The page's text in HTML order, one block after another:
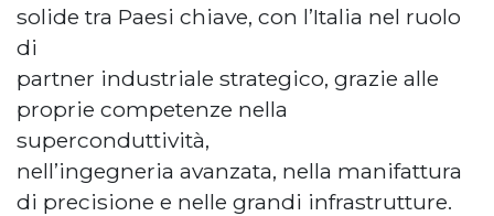
solide tra Paesi chiave, con l’Italia nel ruolo
di
partner industriale strategico, grazie alle
proprie competenze nella
superconduttività,
nell’ingegneria avanzata, nella manifattura
di precisione e nelle grandi infrastrutture.